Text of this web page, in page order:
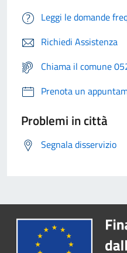
Leggi le domande
Richiedi Assistenza
Chiama il comune
Prenota un
Problemi in città
Segnala disservizio